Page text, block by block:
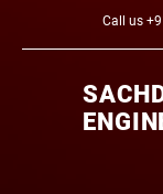
Call us